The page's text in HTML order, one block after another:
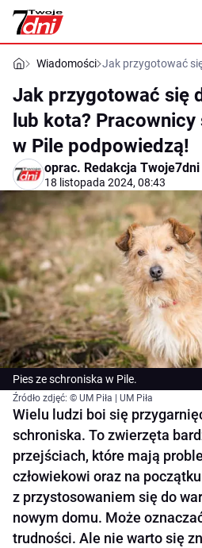
Wiadomości Jak przygotować
Jak przygotować się
lub kota?
w Pile podpowiedzą!
oprac. Redakcja Twoje7dni
18 listopada 2024, 08:43
Pies ze schroniska w Pile.
Źródło zdjęć: © UM Piła | UM Piła
Wielu ludzi boi się
schroniska. To zwierzęta
przejściach, które mają
człowiekowi oraz na
z przystosowaniem się do
nowym domu. Może
trudności. Ale nie warto się